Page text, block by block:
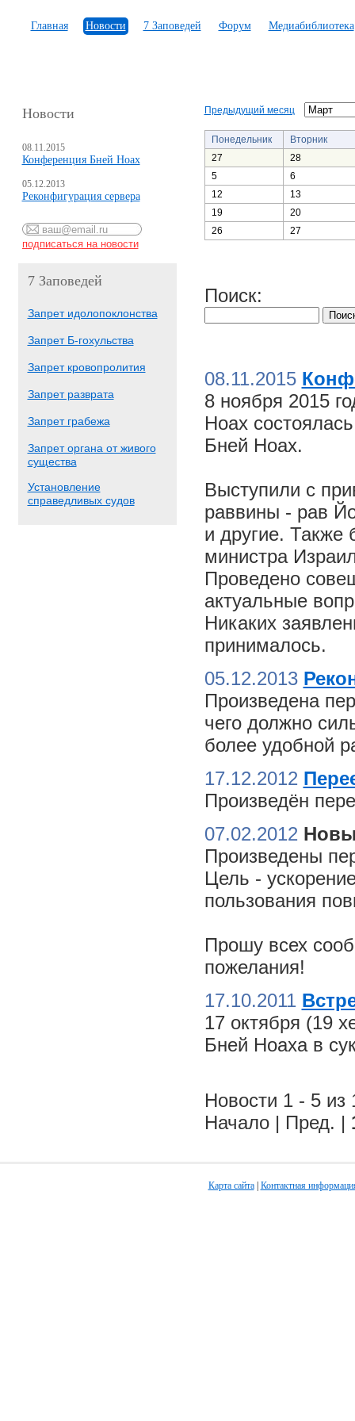
Главная Новости 7 Заповедей Форум Медиабиблиотека
Новости
08.11.2015
Конференция Бней Ноах
05.12.2013
Реконфигурация сервера
7 Заповедей
Запрет идолопоклонства
Запрет Б-гохульства
Запрет кровопролития
Запрет разврата
Запрет грабежа
Запрет органа от живого
существа
Установление
справедливых судов
Предыдущий месяц
Понедельник
Вторник
27
28
5
6
12
13
19
20
26
27
Поиск:
08.11.2015
8 ноября 2015
Ноах
Бней Ноах.
Выступили с
раввины - рав
и другие. Также
министра
Проведено
актуальные
Никаких
принималось.
05.12.2013
Произведена
чего должно
более удобной
17.12.2012
Произведён
07.02.2012
Произведены
Цель -
пользования
Прошу всех
пожелания!
17.10.2011
17 октября (19
Бней Ноаха в
Новости 1 - 5 из
Начало | Пред. |
Карта сайта| Контактная